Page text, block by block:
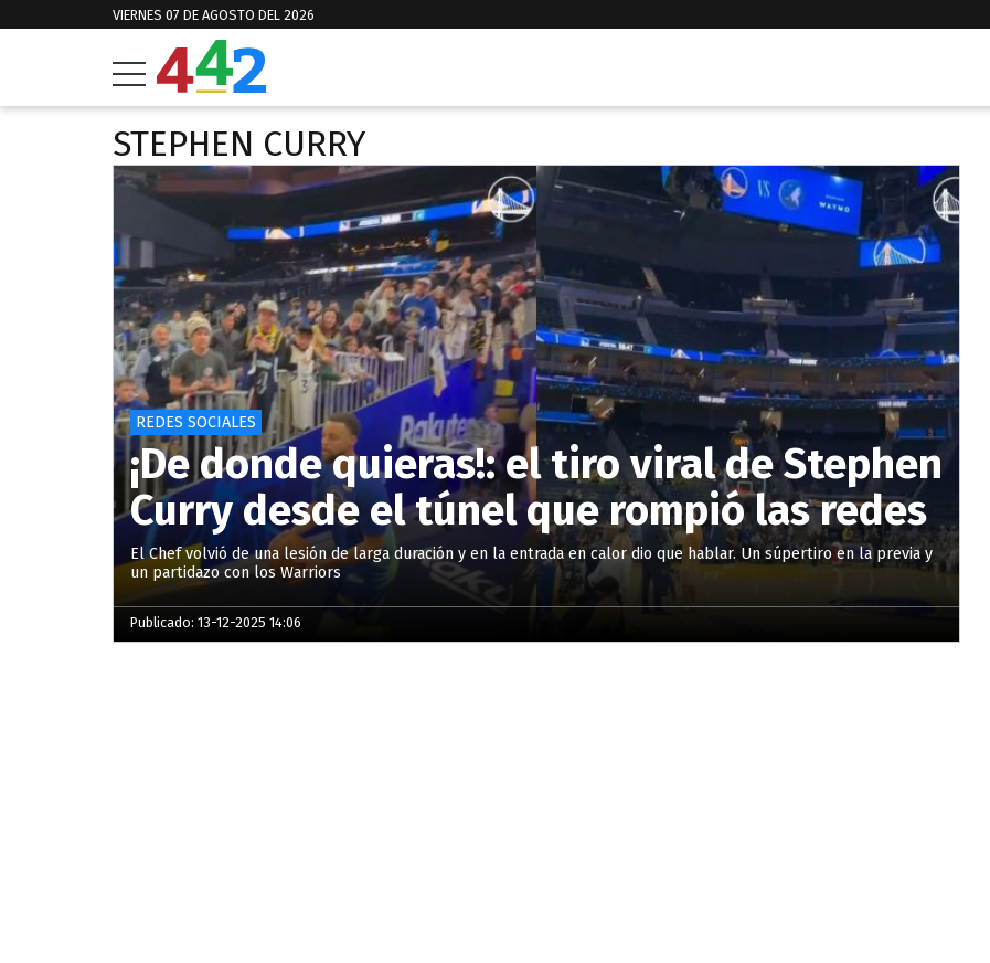
VIERNES 07 DE AGOSTO DEL 2026
STEPHEN CURRY
REDES SOCIALES
¡De donde quieras!: el tiro viral de Stephen
Curry desde el túnel que rompió las redes
El Chef volvió de una lesión de larga duración y en la entrada en calor dio que hablar. Un súpertiro en la previa y
un partidazo con los Warriors
Publicado: 13-12-2025 14:06